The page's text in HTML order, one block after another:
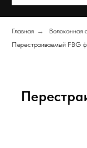
Главная → Волоконная
Перестраиваемый FBG